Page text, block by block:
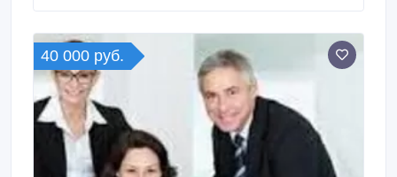
9 до 18 ч.
40 000 руб.